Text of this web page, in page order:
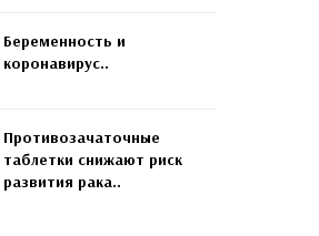
Беременность и
коронавирус..
Противозачаточные
таблетки снижают риск
развития рака..